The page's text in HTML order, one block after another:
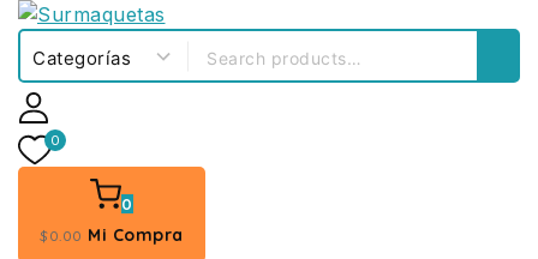
0
0
$0 .00 Mi Compra